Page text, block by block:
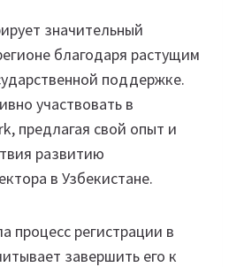
значительный
благодаря растущим
поддержке.
участвовать в
предлагая свой опыт и
развитию
в Узбекистане.
процесс регистрации в
завершить его к